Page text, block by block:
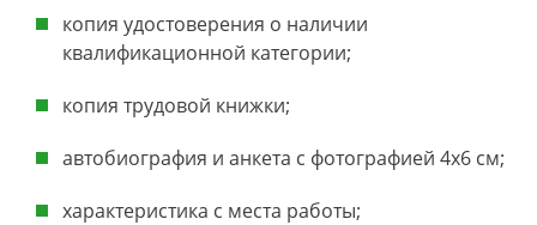
копия удостоверения о наличии
квалификационной категории;
копия трудовой книжки;
автобиография и анкета с фотографией 4х6 см;
характеристика с места работы;